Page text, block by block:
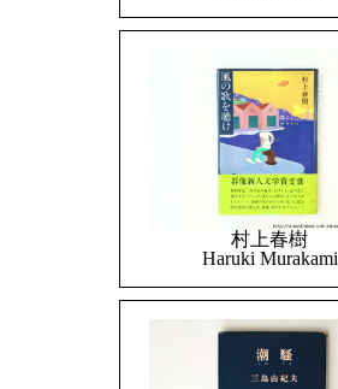
村上春樹
Haruki Murakami